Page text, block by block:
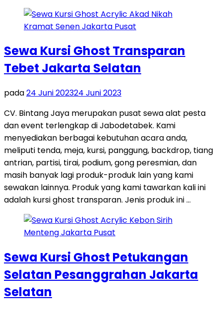
Sewa Kursi Ghost Transparan
Tebet Jakarta Selatan
pada24 Juni 202324 Juni 2023
CV. Bintang Jaya merupakan pusat sewa alat pesta
dan event terlengkap di Jabodetabek. Kami
menyediakan berbagai kebutuhan acara anda,
meliputi tenda, meja, kursi, panggung, backdrop, tiang
antrian, partisi, tirai, podium, gong peresmian, dan
masih banyak lagi produk-produk lain yang kami
sewakan lainnya. Produk yang kami tawarkan kali ini
adalah kursi ghost transparan. Jenis produk ini …
Sewa Kursi Ghost Petukangan
Selatan Pesanggrahan Jakarta
Selatan